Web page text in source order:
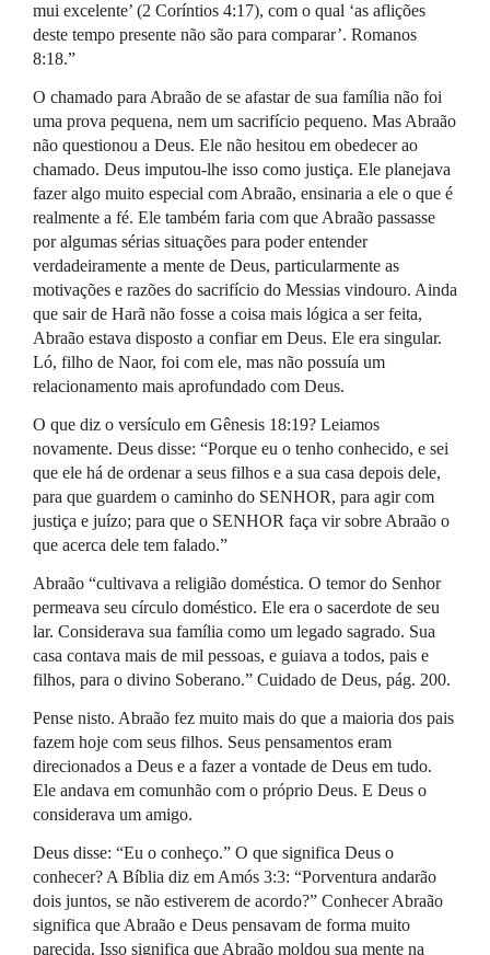
mui excelente’ (2 Coríntios 4:17), com o qual ‘as aflições
deste tempo presente não são para comparar’. Romanos
8:18.”
O chamado para Abraão de se afastar de sua família não foi
uma prova pequena, nem um sacrifício pequeno. Mas Abraão
não questionou a Deus. Ele não hesitou em obedecer ao
chamado. Deus imputou-lhe isso como justiça. Ele planejava
fazer algo muito especial com Abraão, ensinaria a ele o que é
realmente a fé. Ele também faria com que Abraão passasse
por algumas sérias situações para poder entender
verdadeiramente a mente de Deus, particularmente as
motivações e razões do sacrifício do Messias vindouro. Ainda
que sair de Harã não fosse a coisa mais lógica a ser feita,
Abraão estava disposto a confiar em Deus. Ele era singular.
Ló, filho de Naor, foi com ele, mas não possuía um
relacionamento mais aprofundado com Deus.
O que diz o versículo em Gênesis 18:19? Leiamos
novamente. Deus disse: “Porque eu o tenho conhecido, e sei
que ele há de ordenar a seus filhos e a sua casa depois dele,
para que guardem o caminho do SENHOR, para agir com
justiça e juízo; para que o SENHOR faça vir sobre Abraão o
que acerca dele tem falado.”
Abraão “cultivava a religião doméstica. O temor do Senhor
permeava seu círculo doméstico. Ele era o sacerdote de seu
lar. Considerava sua família como um legado sagrado. Sua
casa contava mais de mil pessoas, e guiava a todos, pais e
filhos, para o divino Soberano.” Cuidado de Deus, pág. 200.
Pense nisto. Abraão fez muito mais do que a maioria dos pais
fazem hoje com seus filhos. Seus pensamentos eram
direcionados a Deus e a fazer a vontade de Deus em tudo.
Ele andava em comunhão com o próprio Deus. E Deus o
considerava um amigo.
Deus disse: “Eu o conheço.” O que significa Deus o
conhecer? A Bíblia diz em Amós 3:3: “Porventura andarão
dois juntos, se não estiverem de acordo?” Conhecer Abraão
significa que Abraão e Deus pensavam de forma muito
parecida. Isso significa que Abraão moldou sua mente na